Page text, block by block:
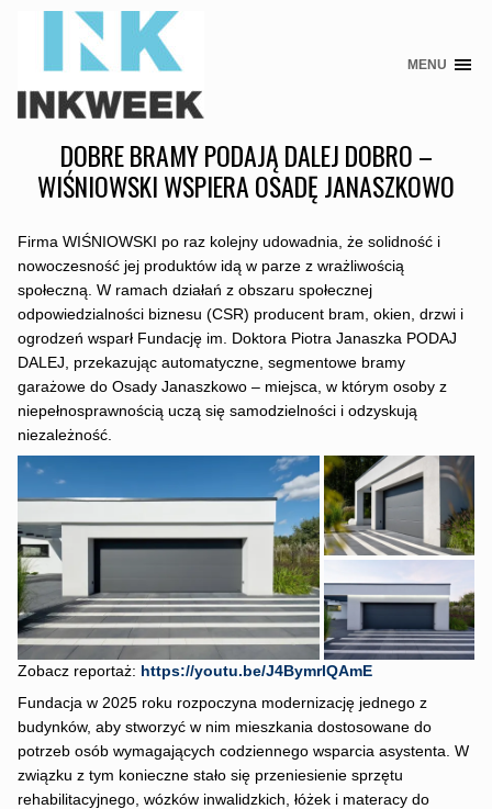
Skip
content
MENU
DOBRE BRAMY PODAJĄ DALEJ DOBRO –
WIŚNIOWSKI WSPIERA OSADĘ JANASZKOWO
Firma WIŚNIOWSKI po raz kolejny udowadnia, że solidność i
nowoczesność jej produktów idą w parze z wrażliwością
społeczną. W ramach działań z obszaru społecznej
odpowiedzialności biznesu (CSR) producent bram, okien, drzwi i
ogrodzeń wsparł Fundację im. Doktora Piotra Janaszka PODAJ
DALEJ, przekazując automatyczne, segmentowe bramy
garażowe do Osady Janaszkowo – miejsca, w którym osoby z
niepełnosprawnością uczą się samodzielności i odzyskują
niezależność.
Zobacz reportaż: https://youtu.be/J4BymrlQAmE
Fundacja w 2025 roku rozpoczyna modernizację jednego z
budynków, aby stworzyć w nim mieszkania dostosowane do
potrzeb osób wymagających codziennego wsparcia asystenta. W
związku z tym konieczne stało się przeniesienie sprzętu
rehabilitacyjnego, wózków inwalidzkich, łóżek i materacy do